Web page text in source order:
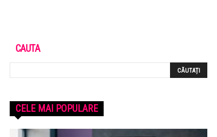
CAUTA
CELE MAI POPULARE